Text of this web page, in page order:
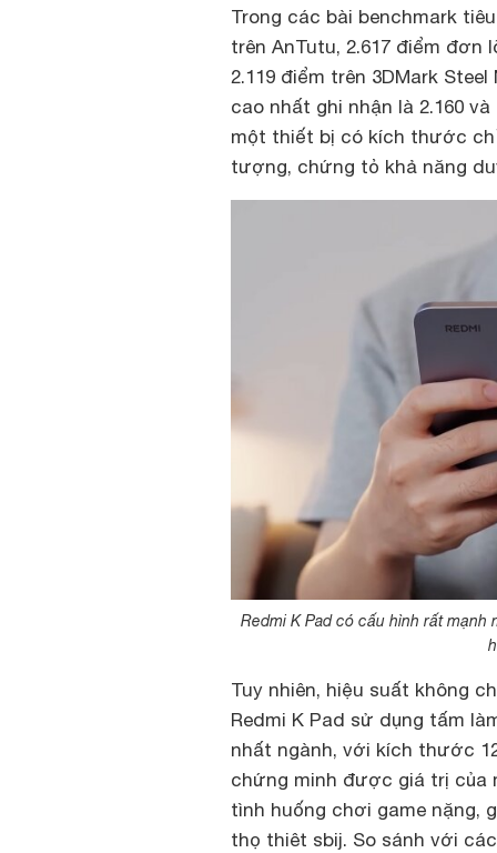
Trong các bài benchmark
trên AnTutu, 2.617 điểm đơn
2.119 điểm trên 3DMark
cao nhất ghi nhận là 2.160
một thiết bị có kích thước
tượng, chứng tỏ khả năng
Redmi K Pad có cấu hình rất mạnh
Tuy nhiên, hiệu suất không
Redmi K Pad sử dụng tấm
nhất ngành, với kích thước
chứng minh được giá trị của
tình huống chơi game nặng,
thọ thiêt sbij. So sánh với